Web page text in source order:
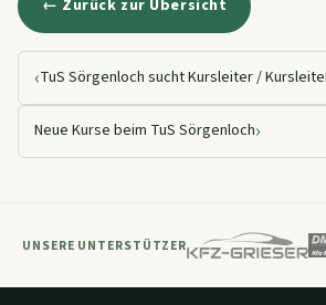
← Zurück zur Übersicht
‹TuS Sörgenloch sucht Kursleiter /
Neue Kurse beim TuS Sörgenloch›
UNSERE UNTERSTÜTZER